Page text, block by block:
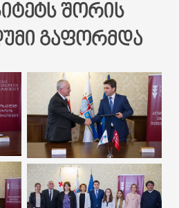
შორის
გაფორმდა